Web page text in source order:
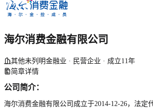
海尔消费金融有限公司
其他未列明金融业 · 民营企业 · 成立11年
简章详情
公司简介：
海尔消费金融有限公司成立于2014-12-26，法